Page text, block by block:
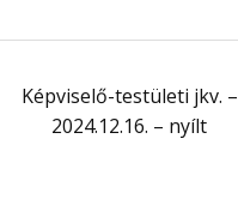
Képviselő-testületi jkv. –
2024.12.16. – nyílt